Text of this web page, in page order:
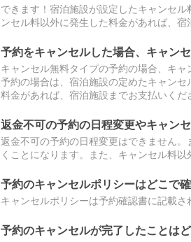
できます！宿泊施設が設定したキャンセ
ンセル料以外に発生した料金があれば、宿
予約をキャンセルした場合、キャン
キャンセル無料タイプの予約の場合、キ
予約の場合は、宿泊施設の定めたキャン
料金があれば、宿泊施設までお支払いくだ
返金不可の予約の日程変更やキャン
返金不可の予約の日程変更はできません
くことになります。また、キャンセル料
予約のキャンセルポリシーはどこで
キャンセルポリシーは予約確認書に記載さ
予約のキャンセルが完了したことは